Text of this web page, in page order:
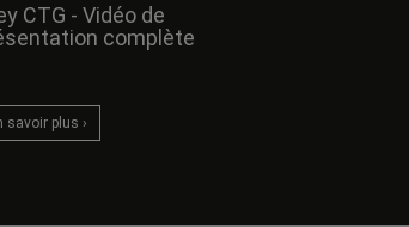
CTG - Vidéo de
complète
savoir plus ›